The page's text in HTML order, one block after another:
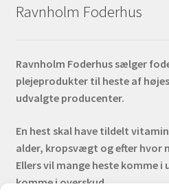
Ravnholm Foderhus
Ravnholm Foderhus sælger
plejeprodukter til heste af
udvalgte producenter.
En hest skal have tildelt
alder, kropsvægt og efter hvor
Ellers vil mange heste komme i
komme i overskud.